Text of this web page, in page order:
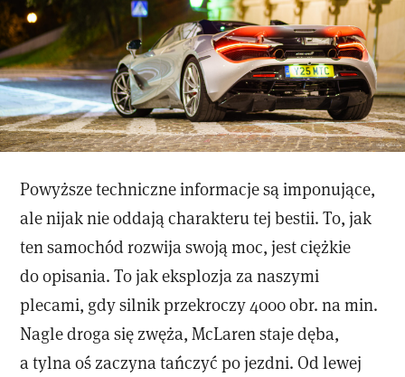
Powyższe techniczne informacje są imponujące,
ale nijak nie oddają charakteru tej bestii. To, jak
ten samochód rozwija swoją moc, jest ciężkie
do opisania. To jak eksplozja za naszymi
plecami, gdy silnik przekroczy 4000 obr. na min.
Nagle droga się zwęża, McLaren staje dęba,
a tylna oś zaczyna tańczyć po jezdni. Od lewej